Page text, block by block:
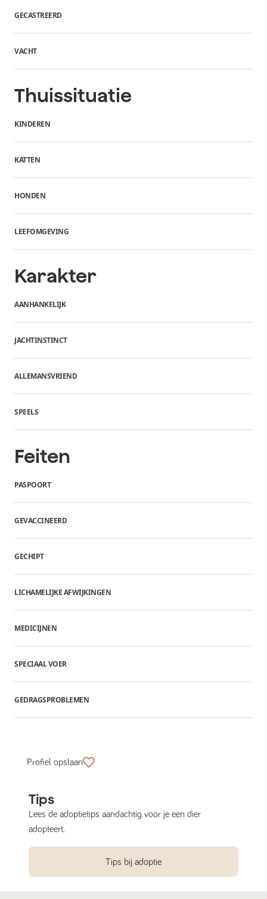
GECASTREERD
VACHT
Thuissituatie
KINDEREN
KATTEN
HONDEN
LEEFOMGEVING
Karakter
AANHANKELIJK
JACHTINSTINCT
ALLEMANSVRIEND
SPEELS
Feiten
PASPOORT
GEVACCINEERD
GECHIPT
LICHAMELIJKE AFWIJKINGEN
MEDICIJNEN
SPECIAAL VOER
GEDRAGSPROBLEMEN
Profiel opslaan
Tips
Lees de adoptietips aandachtig voor je een dier
adopteert.
Tips bij adoptie